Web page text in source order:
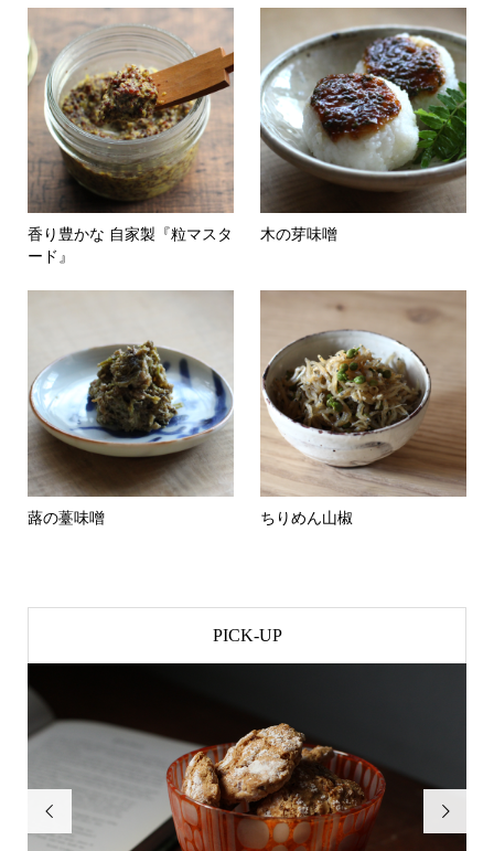
香り豊かな 自家製『粒マスタ
ード』
木の芽味噌
蕗の薹味噌 ちりめん山椒
PICK-UP
 